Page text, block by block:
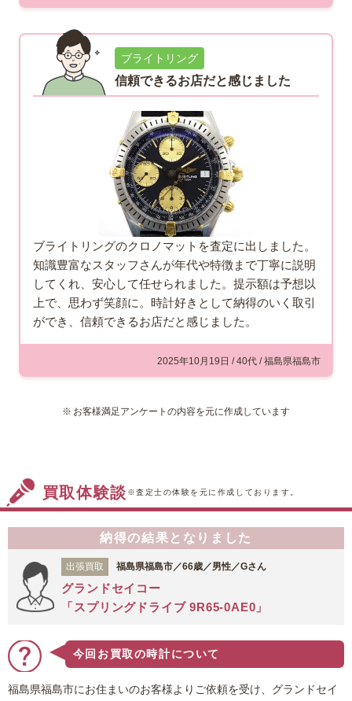
ブライトリング
信頼できるお店だと感じました
ブライトリングのクロノマットを査定に出しました。
知識豊富なスタッフさんが年代や特徴まで丁寧に説明
してくれ、安心して任せられました。提示額は予想以
上で、思わず笑顔に。時計好きとして納得のいく取引
ができ、信頼できるお店だと感じました。
2025年10月19日 / 40代 / 福島県福島市
お客様満足アンケートの内容を元に作成しています
買取体験談 ※査定士の体験を元に作成しております。
納得の結果となりました
出張買取 福島県福島市／66歳／男性／Gさん
グランドセイコー
「スプリングドライブ 9R65-0AE0」
今回お買取の時計について
福島県福島市にお住まいのお客様よりご依頼を受け、グランドセイ